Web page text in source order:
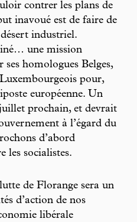
contrer les plans de
inavoué est de faire de
industriel.
une mission
ses homologues Belges,
pour,
européenne. Un
prochain, et devrait
à l’égard du
d’abord
les socialistes.
de Florange sera un
d’action de nos
libérale